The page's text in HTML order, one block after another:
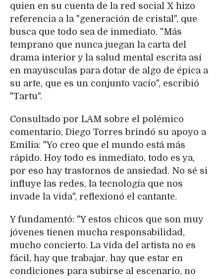
quien en su cuenta de la red social X hizo
referencia a la "generación de cristal", que
busca que todo sea de inmediato. "Más
temprano que nunca juegan la carta del
drama interior y la salud mental escrita así
en mayúsculas para dotar de algo de épica a
su arte, que es un conjunto vacío", escribió
"Tartu".
Consultado por LAM sobre el polémico
comentario, Diego Torres brindó su apoyo a
Emilia: "Yo creo que el mundo está más
rápido. Hoy todo es inmediato, todo es ya,
por eso hay trastornos de ansiedad. No sé si
influye las redes, la tecnología que nos
invade la vida", reflexionó el cantante.
Y fundamentó: "Y estos chicos que son muy
jóvenes tienen mucha responsabilidad,
mucho concierto. La vida del artista no es
fácil, hay que trabajar, hay que estar en
condiciones para subirse al escenario, no